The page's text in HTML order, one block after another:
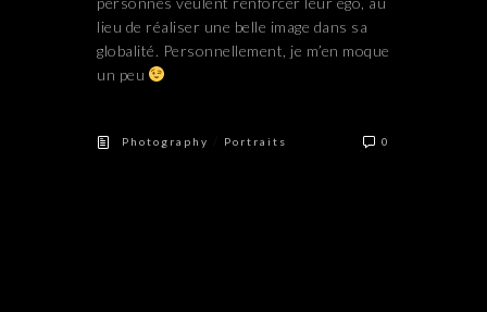
lieu de réaliser une belle image dans sa
globalité. Personnellement, je m’en moque
un peu
Photography Portraits 0